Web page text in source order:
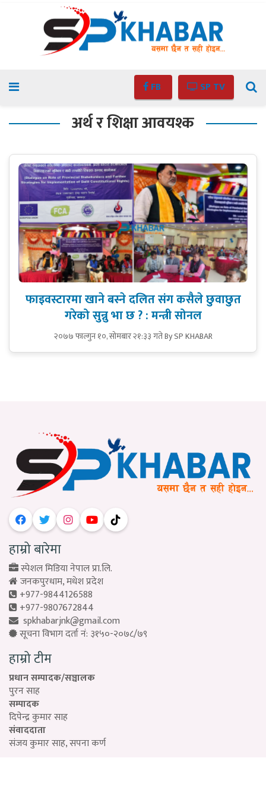
FB SP TV
अर्थ र शिक्षा आवयश्क
फाइवस्टारमा खाने बस्ने दलित संग कसैले छुवाछुत
गरेको सुन्नु भा छ ? : मन्त्री सोनल
२०७७ फाल्गुन १०, सोमबार २१:३३ गतेBy SP KHABAR
हाम्रो बारेमा
स्पेशल मिडिया नेपाल प्रा.लि.
जनकपुरधाम, मधेश प्रदेश
+977-9844126588
+977-9807672844
spkhabarjnk@gmail.com
सूचना विभाग दर्ता नं: ३१५०-२०७८/७९
हाम्रो टीम
प्रधान सम्पादक/सञ्चालक
पुरन साह
सम्पादक
दिपेन्द्र कुमार साह
संवाददाता
संजय कुमार साह, सपना कर्ण